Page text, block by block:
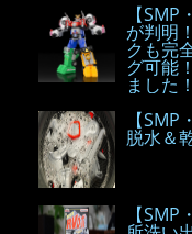
【
が判明
クも完
グ可能
ました
【
脱水＆
【